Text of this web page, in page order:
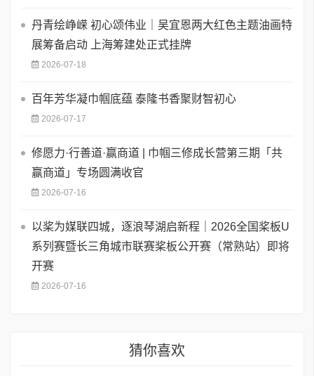
丹青绘峥嵘 初心颂伟业｜吴宜恩两大红色主题油画特
展筹备启动 上海筹建处正式挂牌
2026-07-18
百年芳华凝巾帼底蕴 泰隆书香聚财智初心
2026-07-17
修愿力·行善道·赢商道 | 巾帼三修成长营第三期「共
赢商道」专场圆满收官
2026-07-16
以桨为媒联四城，逐浪琴湖启新程｜2026全国桨板U
系列赛暨长三角城市联赛桨板公开赛（常熟站）即将
开赛
2026-07-16
猜你喜欢